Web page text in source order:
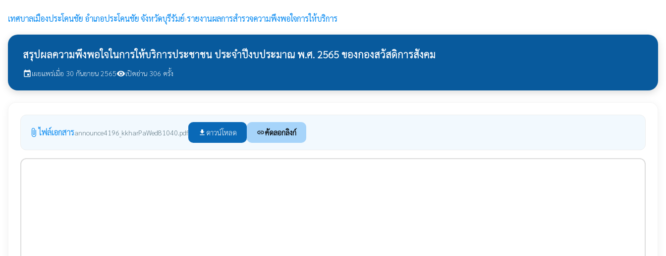
เทศบาลเมืองประโคนชัย อำเภอประโคนชัย จังหวัดบุรีรัมย์›รายงานผลการสำรวจความพึงพอใจการให้บริการ
สรุปผลความพึงพอใจในการให้บริการประชาชน ประจำปีงบประมาณ พ.ศ. 2565 ของกองสวัสดิการสังคม
eventเผยแพร่เมื่อ 30 กันยายน 2565visibilityเปิดอ่าน 306 ครั้ง
attach_file ไฟล์เอกสารannounce4196_kkharPaWed81040.pdf file_download ดาวน์โหลด linkคัดลอกลิงก์